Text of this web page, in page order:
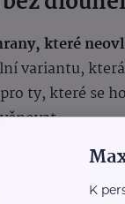
které
variantu,
ty, které se
. Není
zakoupit v
K